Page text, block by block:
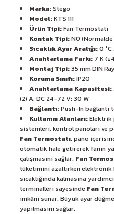
Marka:Stego
Model:KTS 111
Ürün Tipi:Fan Termostatı
Kontak Tipi:NO (Normalde
Sıcaklık Ayar Aralığı:0 °C
Anahtarlama Farkı:7 K
Montaj Tipi:35 mm DIN
Koruma Sınıfı:IP20
Anahtarlama Kapasitesi:
(2) A, DC 24–72 V: 30 W
Bağlantı:Push-In bağlantı
Kullanım Alanları:Elektrik
sistemleri, kontrol panoları ve
Fan Termostatı, pano
otomatik hale getirerek fanın
çalışmasını sağlar. Fan
tüketimini azaltırken elektronik
sıcaklığında kalmasına
terminalleri sayesinde Fan
imkânı sunar. Büyük ayar
yapılmasını sağlar.